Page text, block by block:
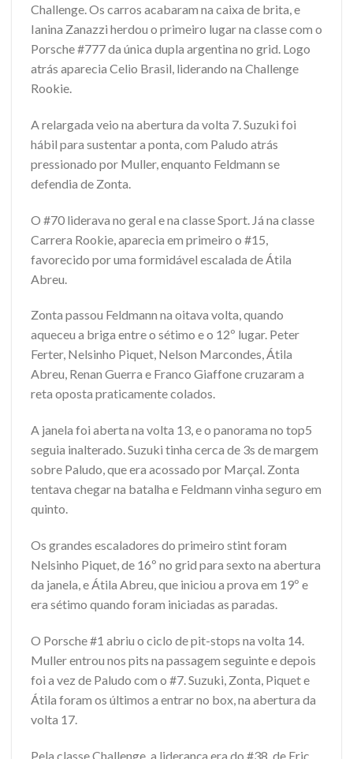
Challenge. Os carros acabaram na caixa de brita, e
Ianina Zanazzi herdou o primeiro lugar na classe com o
Porsche #777 da única dupla argentina no grid. Logo
atrás aparecia Celio Brasil, liderando na Challenge
Rookie.
A relargada veio na abertura da volta 7. Suzuki foi
hábil para sustentar a ponta, com Paludo atrás
pressionado por Muller, enquanto Feldmann se
defendia de Zonta.
O #70 liderava no geral e na classe Sport. Já na classe
Carrera Rookie, aparecia em primeiro o #15,
favorecido por uma formidável escalada de Átila
Abreu.
Zonta passou Feldmann na oitava volta, quando
aqueceu a briga entre o sétimo e o 12º lugar. Peter
Ferter, Nelsinho Piquet, Nelson Marcondes, Átila
Abreu, Renan Guerra e Franco Giaffone cruzaram a
reta oposta praticamente colados.
A janela foi aberta na volta 13, e o panorama no top5
seguia inalterado. Suzuki tinha cerca de 3s de margem
sobre Paludo, que era acossado por Marçal. Zonta
tentava chegar na batalha e Feldmann vinha seguro em
quinto.
Os grandes escaladores do primeiro stint foram
Nelsinho Piquet, de 16º no grid para sexto na abertura
da janela, e Átila Abreu, que iniciou a prova em 19º e
era sétimo quando foram iniciadas as paradas.
O Porsche #1 abriu o ciclo de pit-stops na volta 14.
Muller entrou nos pits na passagem seguinte e depois
foi a vez de Paludo com o #7. Suzuki, Zonta, Piquet e
Átila foram os últimos a entrar no box, na abertura da
volta 17.
Pela classe Challenge, a liderança era do #38, de Eric